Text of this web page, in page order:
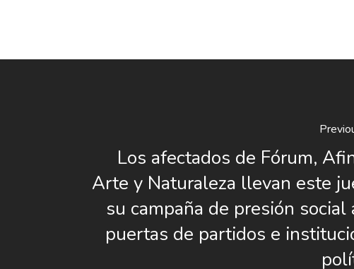
Los afectados de Fórum,
Arte y Naturaleza llevan este
su campaña de presión social
puertas de partidos e